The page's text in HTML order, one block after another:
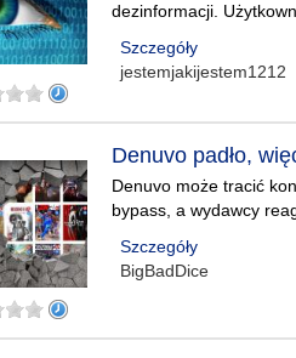
dezinformacji.
Szczegóły
jestemjakijestem1212
Denuvo padło,
Denuvo może tracić
bypass, a wydawcy
Szczegóły
BigBadDice